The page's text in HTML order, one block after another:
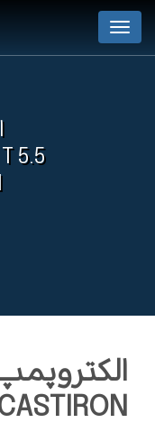
Menu
5.5